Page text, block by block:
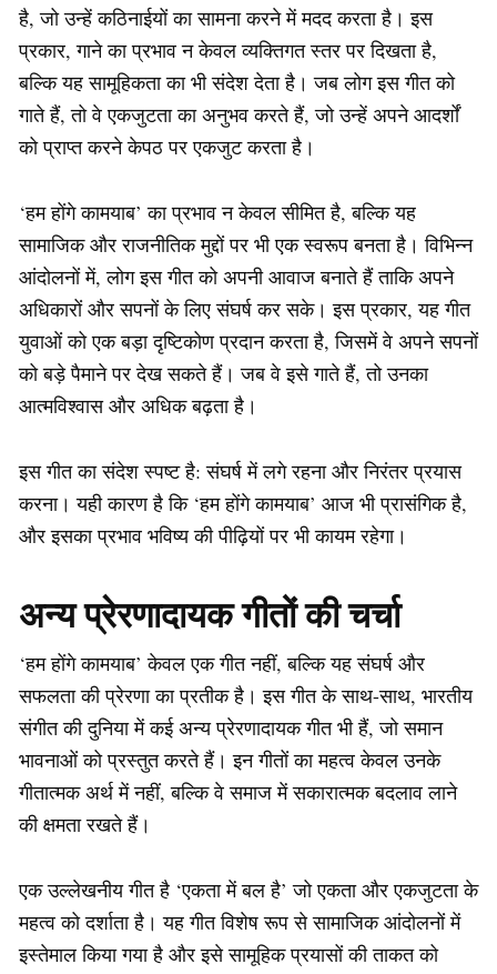
है, जो उन्हें कठिनाईयों का सामना करने में मदद करता है। इस
प्रकार, गाने का प्रभाव न केवल व्यक्तिगत स्तर पर दिखता है,
बल्कि यह सामूहिकता का भी संदेश देता है। जब लोग इस गीत को
गाते हैं, तो वे एकजुटता का अनुभव करते हैं, जो उन्हें अपने आदर्शों
को प्राप्त करने केपठ पर एकजुट करता है।
‘हम होंगे कामयाब’ का प्रभाव न केवल सीमित है, बल्कि यह
सामाजिक और राजनीतिक मुद्दों पर भी एक स्वरूप बनता है। विभिन्न
आंदोलनों में, लोग इस गीत को अपनी आवाज बनाते हैं ताकि अपने
अधिकारों और सपनों के लिए संघर्ष कर सके। इस प्रकार, यह गीत
युवाओं को एक बड़ा दृष्टिकोण प्रदान करता है, जिसमें वे अपने सपनों
को बड़े पैमाने पर देख सकते हैं। जब वे इसे गाते हैं, तो उनका
आत्मविश्वास और अधिक बढ़ता है।
इस गीत का संदेश स्पष्ट है: संघर्ष में लगे रहना और निरंतर प्रयास
करना। यही कारण है कि ‘हम होंगे कामयाब’ आज भी प्रासंगिक है,
और इसका प्रभाव भविष्य की पीढ़ियों पर भी कायम रहेगा।
अन्य प्रेरणादायक गीतों की चर्चा
‘हम होंगे कामयाब’ केवल एक गीत नहीं, बल्कि यह संघर्ष और
सफलता की प्रेरणा का प्रतीक है। इस गीत के साथ-साथ, भारतीय
संगीत की दुनिया में कई अन्य प्रेरणादायक गीत भी हैं, जो समान
भावनाओं को प्रस्तुत करते हैं। इन गीतों का महत्व केवल उनके
गीतात्मक अर्थ में नहीं, बल्कि वे समाज में सकारात्मक बदलाव लाने
की क्षमता रखते हैं।
एक उल्लेखनीय गीत है ‘एकता में बल है’ जो एकता और एकजुटता के
महत्व को दर्शाता है। यह गीत विशेष रूप से सामाजिक आंदोलनों में
इस्तेमाल किया गया है और इसे सामूहिक प्रयासों की ताकत को